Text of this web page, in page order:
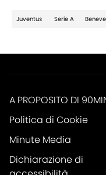
Juventus Serie A
A PROPOSITO DI
Politica di Cookie
Minute Media
Dichiarazione di